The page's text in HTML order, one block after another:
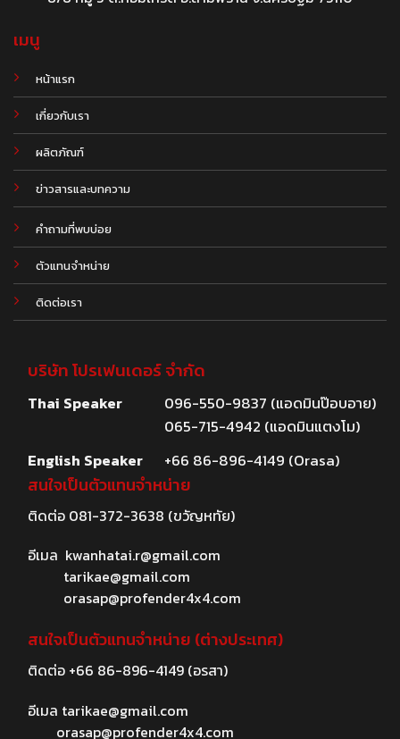
เมนู
หน้าแรก
เกี่ยวกับเรา
ผลิตภัณฑ์
ข่าวสารและบทความ
.
คำถามที่พบบ่อย
ตัวแทนจำหน่าย
ติดต่อเรา
บริษัท โปรเฟนเดอร์ จำกัด
Thai Speaker
096-550-9837 (แอดมินป๊อบอาย)
065-715-4942 (แอดมินแตงโม)
English Speaker
+66 86-896-4149 (Orasa)
สนใจเป็นตัวแทนจำหน่าย
ติดต่อ 081-372-3638 (ขวัญหทัย)
อีเมล kwanhatai.r@gmail.com
tarikae@gmail.com
orasap@profender4x4.com
สนใจเป็นตัวแทนจำหน่าย (ต่างประเทศ)
ติดต่อ +66 86-896-4149(อรสา)
อีเมล tarikae@gmail.com
orasap@profender4x4.com